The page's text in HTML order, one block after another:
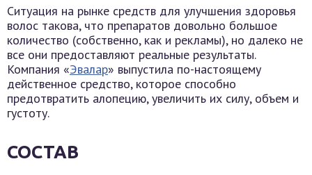
Ситуация на рынке средств для улучшения здоровья
волос такова, что препаратов довольно большое
количество (собственно, как и рекламы), но далеко не
все они предоставляют реальные результаты.
Компания «Эвалар» выпустила по-настоящему
действенное средство, которое способно
предотвратить алопецию, увеличить их силу, объем и
густоту.
СОСТАВ